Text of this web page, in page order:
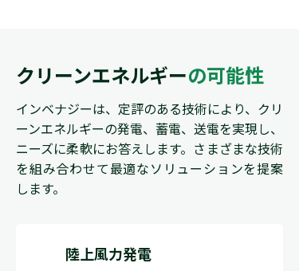
クリーンエネルギーの可能性
インベナジーは、定評のある技術により、クリ
ーンエネルギーの発電、蓄電、送電を実現し、
ニーズに柔軟にお答えします。さまざまな技術
を組み合わせて最適なソリューションを提案
します。
陸上風力発電